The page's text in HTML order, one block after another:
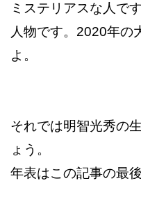
ミステリアスな人で
人物です。2020年の
よ。
それでは明智光秀の
ょう。
年表はこの記事の最